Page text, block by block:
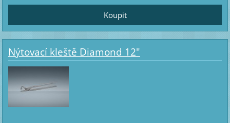
Nýtovací kleště Diamond 12"